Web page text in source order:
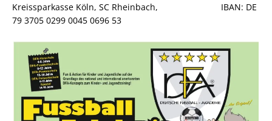
Kreissparkasse Köln, SC Rheinbach, IBAN: DE
79 3705 0299 0045 0696 53